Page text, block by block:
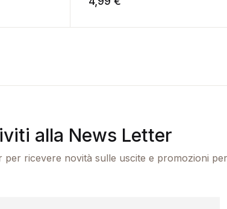
alla News Letter
per ricevere novità sulle uscite e promozioni